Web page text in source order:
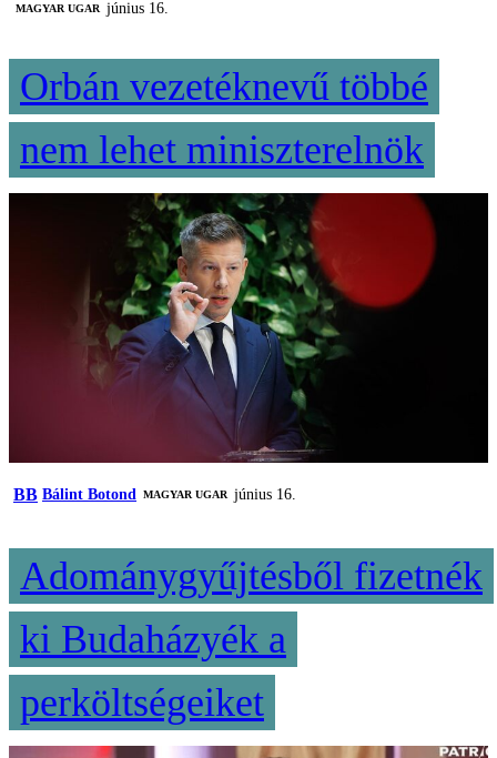
MAGYAR UGAR június 16.
Orbán vezetéknevű többé
nem lehet miniszterelnök
BB Bálint Botond MAGYAR UGAR június 16.
Adománygyűjtésből fizetnék
ki Budaházyék a
perköltségeiket